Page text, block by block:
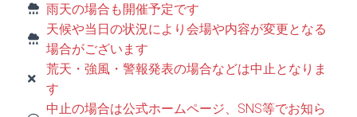
雨天の場合も開催予定です
天候や当日の状況により会場や内容が変更となる
場合がございます
荒天・強風・警報発表の場合などは中止となりま
す
中止の場合は公式ホームページ、SNS等でお知ら